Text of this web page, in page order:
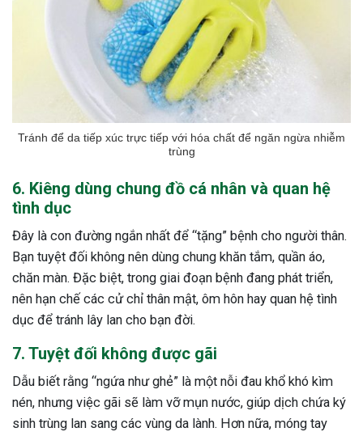
Tránh để da tiếp xúc trực tiếp với hóa chất để ngăn ngừa nhiễm
trùng
6. Kiêng dùng chung đồ cá nhân và quan hệ
tình dục
Đây là con đường ngắn nhất để “tặng” bệnh cho người thân.
Bạn tuyệt đối không nên dùng chung khăn tắm, quần áo,
chăn màn. Đặc biệt, trong giai đoạn bệnh đang phát triển,
nên hạn chế các cử chỉ thân mật, ôm hôn hay quan hệ tình
dục để tránh lây lan cho bạn đời.
7. Tuyệt đối không được gãi
Dẫu biết rằng “ngứa như ghẻ” là một nỗi đau khổ khó kìm
nén, nhưng việc gãi sẽ làm vỡ mụn nước, giúp dịch chứa ký
sinh trùng lan sang các vùng da lành. Hơn nữa, móng tay